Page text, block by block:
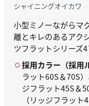
シャイニングオイカワ
小型ミノーながらマ
離とキレのあるアク
ツフラットシリーズ
採用カラー（採用
ラット60S＆70S
ジフラット45S＆
（リッジフラット